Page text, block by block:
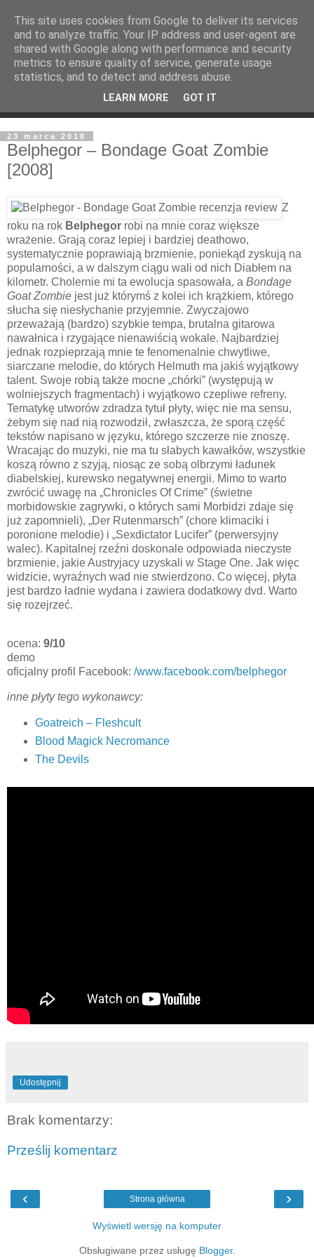
23 marca 2010
Belphegor – Bondage Goat Zombie
[2008]
Z
roku na rok Belphegor robi na mnie coraz większe
wrażenie. Grają coraz lepiej i bardziej deathowo,
systematycznie poprawiają brzmienie, poniekąd zyskują na
popularności, a w dalszym ciągu wali od nich Diabłem na
kilometr. Cholernie mi ta ewolucja spasowała, a Bondage
Goat Zombie jest już którymś z kolei ich krążkiem, którego
słucha się niesłychanie przyjemnie. Zwyczajowo
przeważają (bardzo) szybkie tempa, brutalna gitarowa
nawałnica i rzygające nienawiścią wokale. Najbardziej
jednak rozpieprzają mnie te fenomenalnie chwytliwe,
siarczane melodie, do których Helmuth ma jakiś wyjątkowy
talent. Swoje robią także mocne „chórki” (występują w
wolniejszych fragmentach) i wyjątkowo czepliwe refreny.
Tematykę utworów zdradza tytuł płyty, więc nie ma sensu,
żebym się nad nią rozwodził, zwłaszcza, że sporą część
tekstów napisano w języku, którego szczerze nie znoszę.
Wracając do muzyki, nie ma tu słabych kawałków, wszystkie
koszą równo z szyją, niosąc ze sobą olbrzymi ładunek
diabelskiej, kurewsko negatywnej energii. Mimo to warto
zwrócić uwagę na „Chronicles Of Crime” (świetne
morbidowskie zagrywki, o których sami Morbidzi zdaje się
już zapomnieli), „Der Rutenmarsch” (chore klimaciki i
poronione melodie) i „Sexdictator Lucifer” (perwersyjny
walec). Kapitalnej rzeźni doskonale odpowiada nieczyste
brzmienie, jakie Austryjacy uzyskali w Stage One. Jak więc
widzicie, wyraźnych wad nie stwierdzono. Co więcej, płyta
jest bardzo ładnie wydana i zawiera dodatkowy dvd. Warto
się rozejrzeć.
ocena: 9/10
demo
oficjalny profil Facebook: /www.facebook.com/belphegor
inne płyty tego wykonawcy:
Goatreich – Fleshcult
Blood Magick Necromance
The Devils
Udostępnij
Brak komentarzy:
Prześlij komentarz
‹ ›
Strona główna
Wyświetl wersję na komputer
Obsługiwane przez usługę Blogger.
This site uses cookies from Google to deliver its services
and to analyze traffic. Your IP address and user-agent are
shared with Google along with performance and security
metrics to ensure quality of service, generate usage
statistics, and to detect and address abuse.
LEARN MORE GOT IT